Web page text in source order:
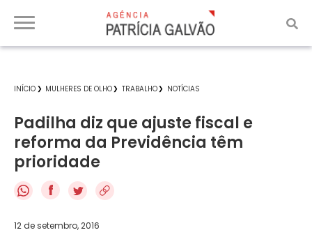
INÍCIO MULHERES DE OLHO TRABALHO NOTÍCIAS
Padilha diz que ajuste fiscal e
reforma da Previdência têm
prioridade
f
12 de setembro, 2016